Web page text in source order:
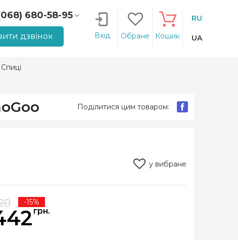
680-58-95
207-14-90
дзвінок Вхід Обране Кошик
RU
UA
Спиці
Поділитися цим товаром:
у вибране
-15%
грн.